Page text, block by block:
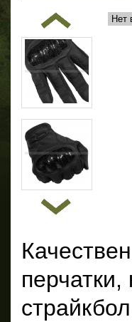
Нет